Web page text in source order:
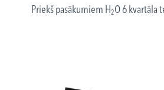
Priekš pasākumiem H2O 6 kvartāla